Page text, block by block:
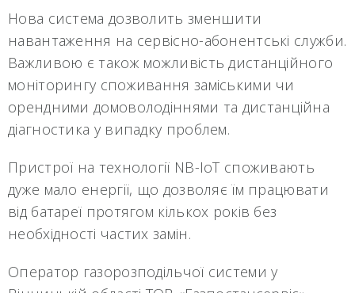
Нова система дозволить зменшити
навантаження на сервісно-абонентські служби.
Важливою є також можливість дистанційного
моніторингу споживання заміськими чи
орендними домоволодіннями та дистанційна
діагностика у випадку проблем.
Пристрої на технології NB-IoT споживають
дуже мало енергії, що дозволяє їм працювати
від батареї протягом кількох років без
необхідності частих замін.
Оператор газорозподільчої системи у